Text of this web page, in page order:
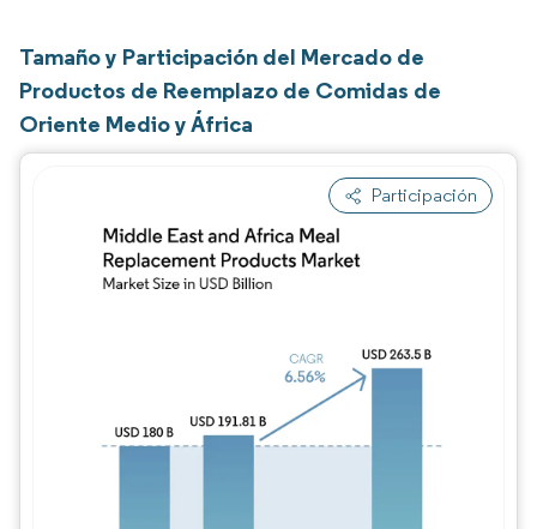
Tamaño y Participación del Mercado de
Productos de Reemplazo de Comidas de
Oriente Medio y África
Participación